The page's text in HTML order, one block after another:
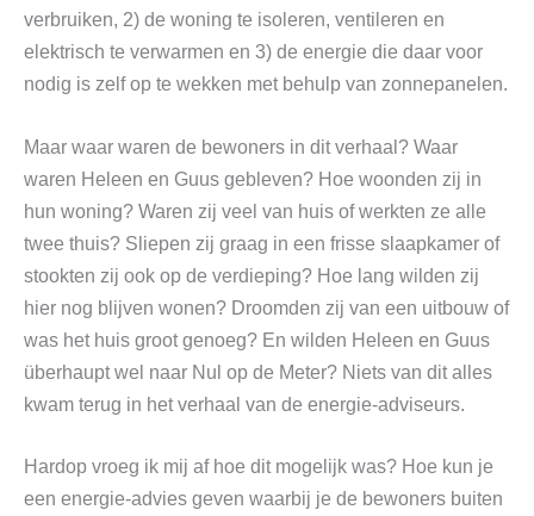
verbruiken, 2) de woning te isoleren, ventileren en
elektrisch te verwarmen en 3) de energie die daar voor
nodig is zelf op te wekken met behulp van zonnepanelen.
Maar waar waren de bewoners in dit verhaal? Waar
waren Heleen en Guus gebleven? Hoe woonden zij in
hun woning? Waren zij veel van huis of werkten ze alle
twee thuis? Sliepen zij graag in een frisse slaapkamer of
stookten zij ook op de verdieping? Hoe lang wilden zij
hier nog blijven wonen? Droomden zij van een uitbouw of
was het huis groot genoeg? En wilden Heleen en Guus
überhaupt wel naar Nul op de Meter? Niets van dit alles
kwam terug in het verhaal van de energie-adviseurs.
Hardop vroeg ik mij af hoe dit mogelijk was? Hoe kun je
een energie-advies geven waarbij je de bewoners buiten